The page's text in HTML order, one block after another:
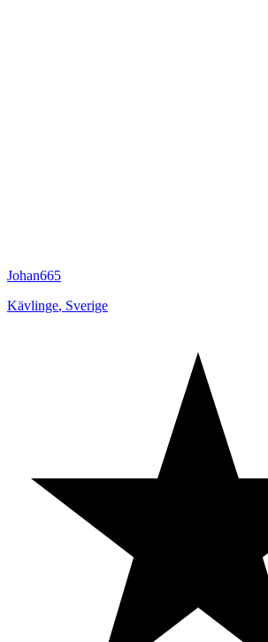
Johan665
Kävlinge, Sverige